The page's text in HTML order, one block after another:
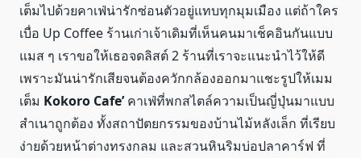
เต็มไปด้วยคาเฟ่น่ารักซ่อนตัวอยู่แทบทุกมุมเมือง แต่ถ้าใคร
เบื่อ Up Coffee ร้านเก่าเจ้าเดิมที่เห็นคนมาเช็คอินกันแบบ
แมส ๆ เราขอให้เธอจดลิสต์ 2 ร้านที่เราจะแนะนำไว้ให้ดี
เพราะมันน่ารักเสียจนต้องควักกล้องออกมาแชะรูปให้เมม
เต็ม Kokoro Cafe’คาเฟ่ที่พกสไตล์ความเป็นญี่ปุ่นมาแบบ
สำเนาถูกต้อง ทั้งสถาปัตยกรรมของบ้านไม้หลังเล็ก ที่เรียบ
ง่ายด้วยหน้าต่างทรงกลม และสวนหินริมบ่อปลาคาร์ฟ ที่